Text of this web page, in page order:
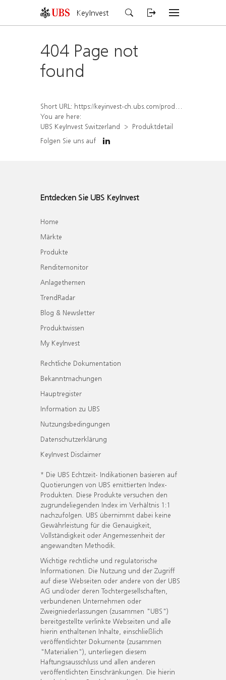
KeyInvest
404 Page not
found
Short URL: https://keyinvest-ch.ubs.com/produkt/detail/index/isin/CH1564523400
You are here:
UBS KeyInvest Switzerland
Produktdetail
Folgen Sie uns auf
Entdecken Sie UBS KeyInvest
Home
Märkte
Produkte
Renditemonitor
Anlagethemen
TrendRadar
Blog & Newsletter
Produktwissen
My KeyInvest
Rechtliche Dokumentation
Bekanntmachungen
Hauptregister
Information zu UBS
Nutzungsbedingungen
Datenschutzerklärung
KeyInvest Disclaimer
* Die UBS Echtzeit- Indikationen basieren auf
Quotierungen von UBS emittierten Index-
Produkten. Diese Produkte versuchen den
zugrundeliegenden Index im Verhältnis 1:1
nachzufolgen. UBS übernimmt dabei keine
Gewährleistung für die Genauigkeit,
Vollständigkeit oder Angemessenheit der
angewandten Methodik.
Wichtige rechtliche und regulatorische
Informationen. Die Nutzung und der Zugriff
auf diese Webseiten oder andere von der UBS
AG und/oder deren Tochtergesellschaften,
verbundenen Unternehmen oder
Zweigniederlassungen (zusammen "UBS")
bereitgestellte verlinkte Webseiten und alle
hierin enthaltenen Inhalte, einschließlich
veröffentlichter Dokumente (zusammen
"Materialien"), unterliegen diesem
Haftungsausschluss und allen anderen
veröffentlichten Einschränkungen. Die hierin